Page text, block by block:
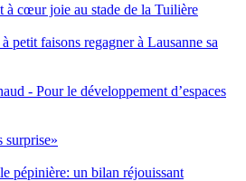
à cœur joie au stade de la Tuilière
petit faisons regagner à Lausanne sa
- Pour le développement d’espaces
surprise»
pépinière: un bilan réjouissant